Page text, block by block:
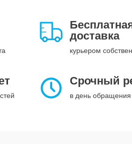
доставка
курьером
Срочный
в день